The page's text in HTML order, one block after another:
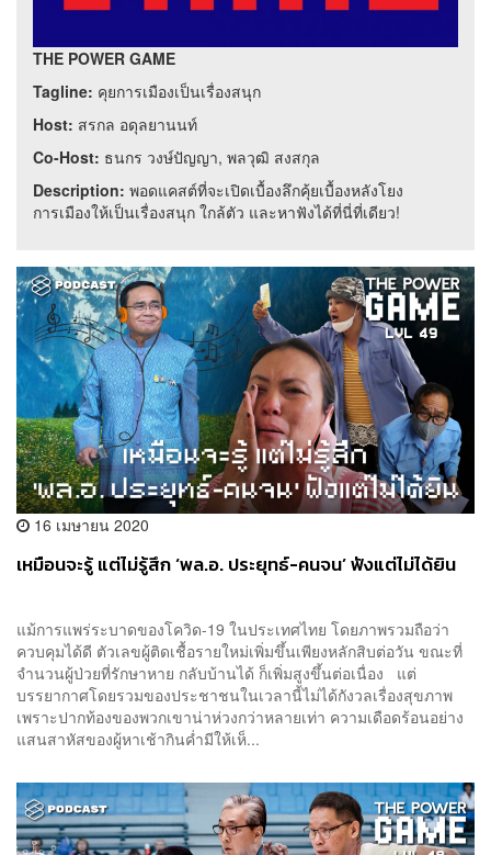
THE POWER GAME
Tagline: คุยการเมืองเป็นเรื่องสนุก
Host: สรกล อดุลยานนท์
Co-Host: ธนกร วงษ์ปัญญา, พลวุฒิ สงสกุล
​Description: พอดแคสต์ที่จะเปิดเบื้องลึกคุ้ยเบื้องหลังโยง
การเมืองให้เป็นเรื่องสนุก ใกล้ตัว และหาฟังได้ที่นี่ที่เดียว!
16 เมษายน 2020
เหมือนจะรู้ แต่ไม่รู้สึก ‘พล.อ. ประยุทธ์-คนจน’ ฟังแต่ไม่ได้ยิน
แม้การแพร่ระบาดของโควิด-19 ในประเทศไทย โดยภาพรวมถือว่า
ควบคุมได้ดี ตัวเลขผู้ติดเชื้อรายใหม่เพิ่มขึ้นเพียงหลักสิบต่อวัน ขณะที่
จำนวนผู้ป่วยที่รักษาหาย กลับบ้านได้ ก็เพิ่มสูงขึ้นต่อเนื่อง แต่
บรรยากาศโดยรวมของประชาชนในเวลานี้ไม่ได้กังวลเรื่องสุขภาพ
เพราะปากท้องของพวกเขาน่าห่วงกว่าหลายเท่า ความเดือดร้อนอย่าง
แสนสาหัสของผู้หาเช้ากินค่ำมีให้เห็...